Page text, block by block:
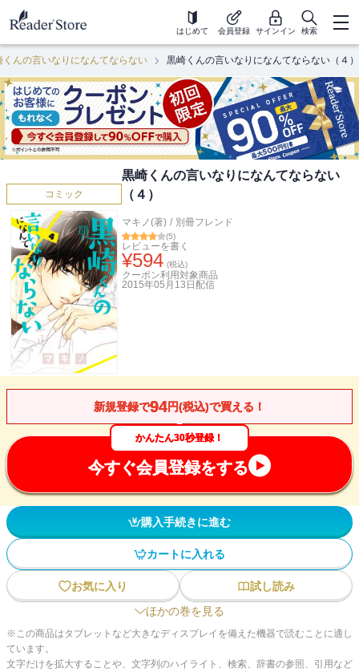
はじめて 会員登録 サインイン 検索
くんの言いなりになんてならない 黒崎くんの言いなりになんてならない（４）
コミック
黒崎くんの言いなりになんてならない
（４）
マキノ(著) / 別冊フレンド
(5)
レビューを書く
¥594 (税込)
クーポン利用対象商品
2015年05月13日 配信
新規登録で94円(税込)で買える！
かんたん30秒登録！
今すぐ会員登録をする
購入手続きに進む
カートに入れる
お気に入り
試し読み
ほかの巻を見る
※この商品はタブレットなど大きなディスプレイを備えた機器で読むことに適し
ています。
文字だけを拡大することや、文字列のハイライト、検索、辞書の参照、引用など